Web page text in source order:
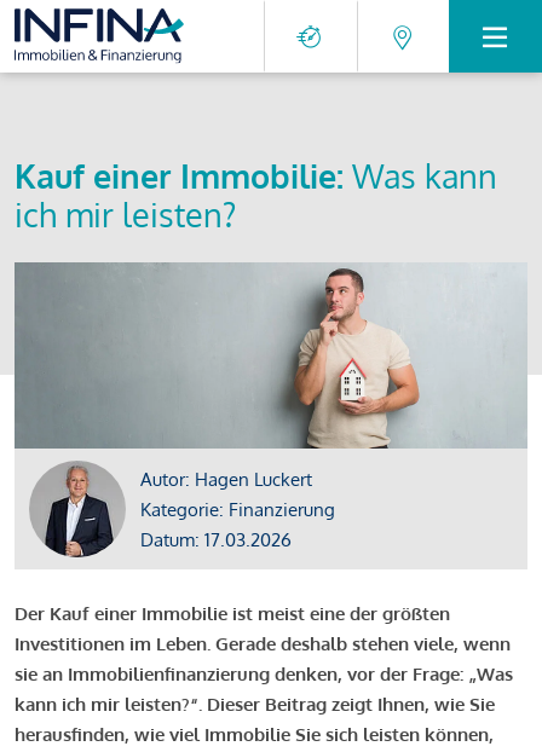
Kauf einer Immobilie: Was kann
ich mir leisten?
Autor: Hagen Luckert
Kategorie: Finanzierung
Datum: 17.03.2026
Der Kauf einer Immobilie ist meist eine der größten
Investitionen im Leben. Gerade deshalb stehen viele, wenn
sie an Immobilienfinanzierung denken, vor der Frage: „Was
kann ich mir leisten?“. Dieser Beitrag zeigt Ihnen, wie Sie
herausfinden, wie viel Immobilie Sie sich leisten können,